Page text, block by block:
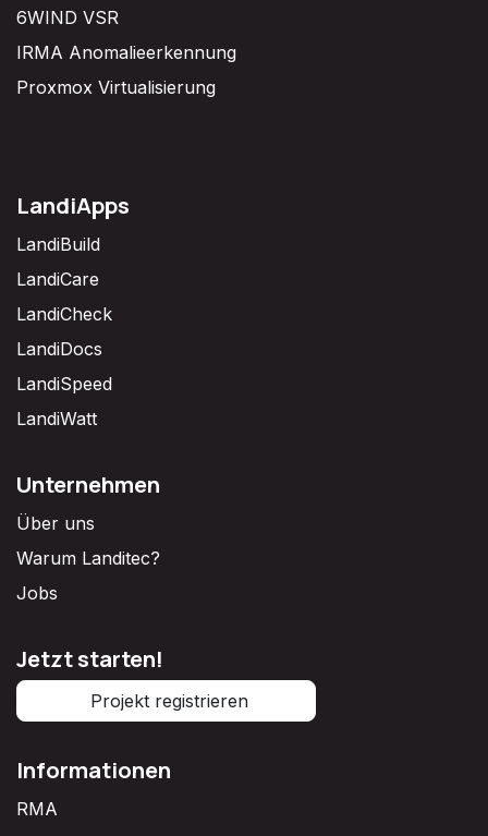
6WIND VSR
IRMA Anomalieerkennung
Proxmox Virtualisierung
LandiApps
LandiBuild
LandiCare
LandiCheck
LandiDocs
LandiSpeed
LandiWatt
Unternehmen
Über uns
Warum Landitec?
Jobs
Jetzt starten!
Projekt registrieren
Informationen
RMA